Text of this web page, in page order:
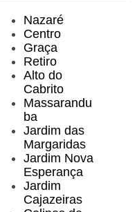
Nazaré
Centro
Graça
Retiro
Alto do
Cabrito
Massarandu
ba
Jardim das
Margaridas
Jardim Nova
Esperança
Jardim
Cajazeiras